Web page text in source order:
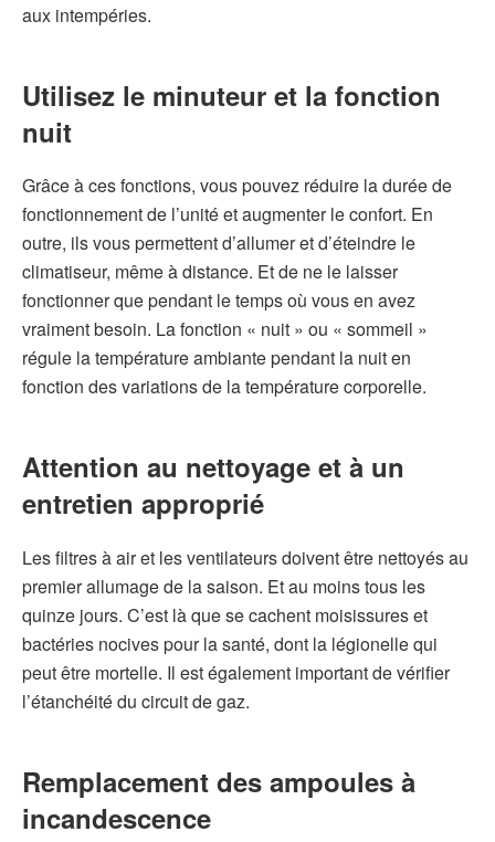
aux intempéries.
Utilisez le minuteur et la fonction
nuit
Grâce à ces fonctions, vous pouvez réduire la durée de
fonctionnement de l’unité et augmenter le confort. En
outre, ils vous permettent d’allumer et d’éteindre le
climatiseur, même à distance. Et de ne le laisser
fonctionner que pendant le temps où vous en avez
vraiment besoin. La fonction « nuit » ou « sommeil »
régule la température ambiante pendant la nuit en
fonction des variations de la température corporelle.
Attention au nettoyage et à un
entretien approprié
Les filtres à air et les ventilateurs doivent être nettoyés au
premier allumage de la saison. Et au moins tous les
quinze jours. C’est là que se cachent moisissures et
bactéries nocives pour la santé, dont la légionelle qui
peut être mortelle. Il est également important de vérifier
l’étanchéité du circuit de gaz.
Remplacement des ampoules à
incandescence